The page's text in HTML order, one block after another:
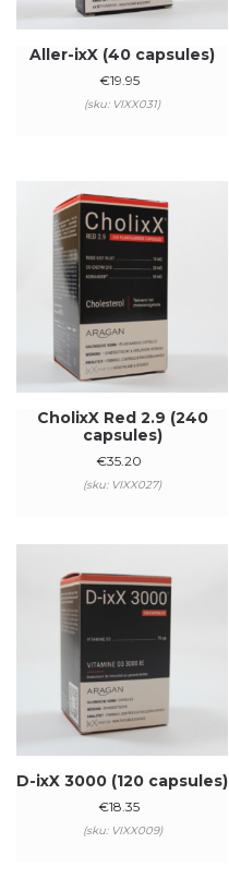
Aller-ixX (40 capsules)
€19.95
(sku: VIXX031)
CholixX Red 2.9 (240
capsules)
€35.20
(sku: VIXX027)
D-ixX 3000 (120 capsules)
€18.35
(sku: VIXX009)